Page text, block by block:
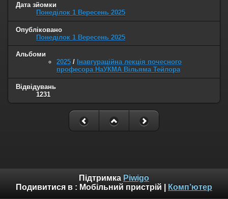
Дата зйомки
Понеділок 1 Вересень 2025
Опубліковано
Понеділок 1 Вересень 2025
Альбоми
2025 / Інавгураційна лекція почесного
професора НаУКМА Вільяма Тейлора
Відвідувань
1231
Підтримка Piwigo
Подивитися в : Мобільний пристрій Комп’ютер